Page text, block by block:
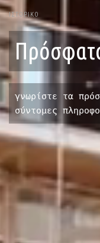
ΙΣΤΟΡΙΚΟ
γνωρίστε τα
σύντομες